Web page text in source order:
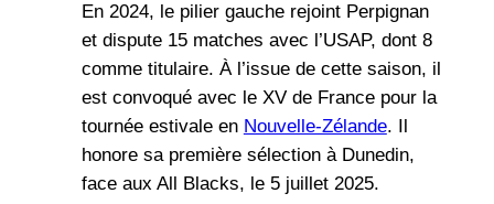
En 2024, le pilier gauche rejoint Perpignan
et dispute 15 matches avec l’USAP, dont 8
comme titulaire. À l’issue de cette saison, il
est convoqué avec le XV de France pour la
tournée estivale en Nouvelle-Zélande. Il
honore sa première sélection à Dunedin,
face aux All Blacks, le 5 juillet 2025.